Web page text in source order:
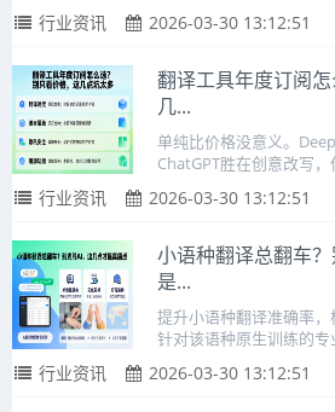
行业资讯 2026-03-30 13:12:51
翻译工具年度订阅
几...
单纯比价格没意义。
ChatGPT胜在创意改写
行业资讯 2026-03-30 13:12:51
小语种翻译总翻车
是...
提升小语种翻译准确率
针对该语种原生训练的专
行业资讯 2026-03-30 13:12:51